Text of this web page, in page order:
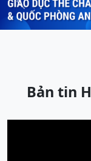
Previous
Bản tin